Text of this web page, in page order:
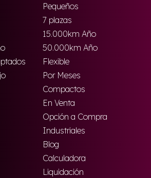
Pequeños
7 plazas
15.000km Año
50.000km Año
Flexible
Por Meses
Compactos
En Venta
Opción a Compra
Industriales
Blog
Calculadora
Liquidación